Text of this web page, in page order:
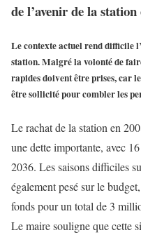
de l’avenir de la
Le contexte actuel rend difficile
station. Malgré la volonté de
rapides doivent être prises, car
être sollicité pour combler les
Le rachat de la station en
une dette importante, avec
2036. Les saisons difficiles
également pesé sur le
fonds pour un total de 3
Le maire souligne que cette